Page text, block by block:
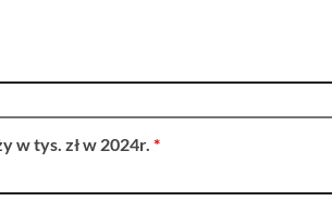
w tys. zł w 2024r. *